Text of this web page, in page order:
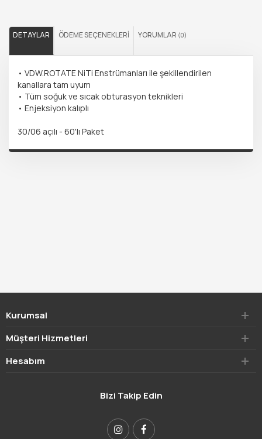
DETAYLAR ÖDEME SEÇENEKLERI YORUMLAR (0)
• VDW.ROTATE NiTi Enstrümanları ile şekillendirilen
kanallara tam uyum
• Tüm soğuk ve sıcak obturasyon teknikleri
• Enjeksiyon kalıplı
30/06 açılı - 60'lı Paket
Kurumsal
Müşteri Hizmetleri
Hesabım
Bizi Takip Edin